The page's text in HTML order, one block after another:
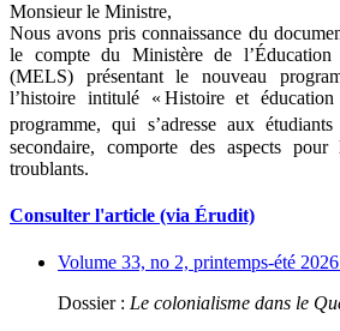
Monsieur le Ministre,
Nous avons pris connaissance du
le compte du Ministère de
(MELS) présentant le nouveau
l’histoire intitulé « Histoire et
programme, qui s’adresse aux
secondaire, comporte des aspects
troublants.
Consulter l'article (via Érudit)
Volume 33, no 2, printemps-été
Dossier : Le colonialisme dans le